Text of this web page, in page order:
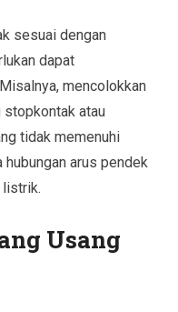
sesuai dengan
dapat
mencolokkan
stopkontak atau
tidak memenuhi
arus pendek
listrik.
Usang